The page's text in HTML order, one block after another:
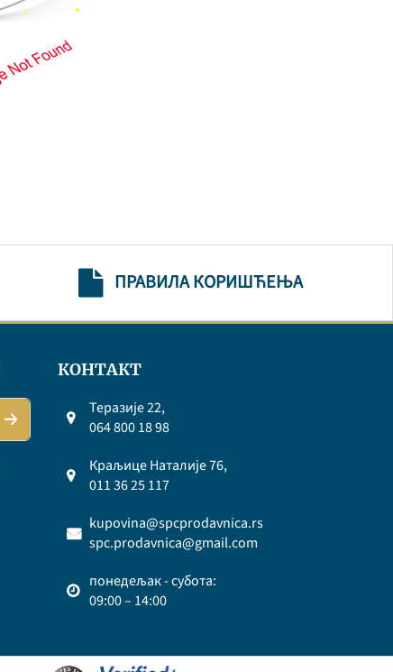
ПРАВИЛА КОРИШЋЕЊА
КОНТАКТ
Теразије 22,
064 800 18 98
Краљице Наталије 76,
011 36 25 117
kupovina@spcprodavnica.rs
spc.prodavnica@gmail.com
понедељак - субота:
09:00 – 14:00